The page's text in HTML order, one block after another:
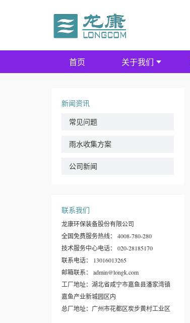
首页 关于我们
新闻资讯
常见问题
雨水收集方案
公司新闻
联系我们
龙康环保装备股份有限公司
全国免费服务热线： 4008-780-280
技术服务中心电话： 020-28185170
联系电话： 13016013265
邮箱联系： admin@longk.com
工厂地址：湖北省咸宁市嘉鱼县潘家湾镇
嘉鱼产业新城园区内
总厂地址：广州市花都区炭步黄村工业区